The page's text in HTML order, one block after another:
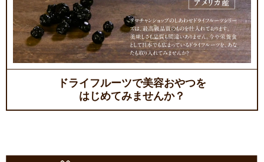
ドライフルーツで美容おやつを
はじめてみませんか？